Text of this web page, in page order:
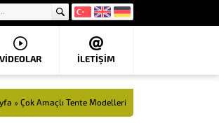
VIDEOLAR İLETİŞİM
» Çok Amaçlı Tente Modelleri